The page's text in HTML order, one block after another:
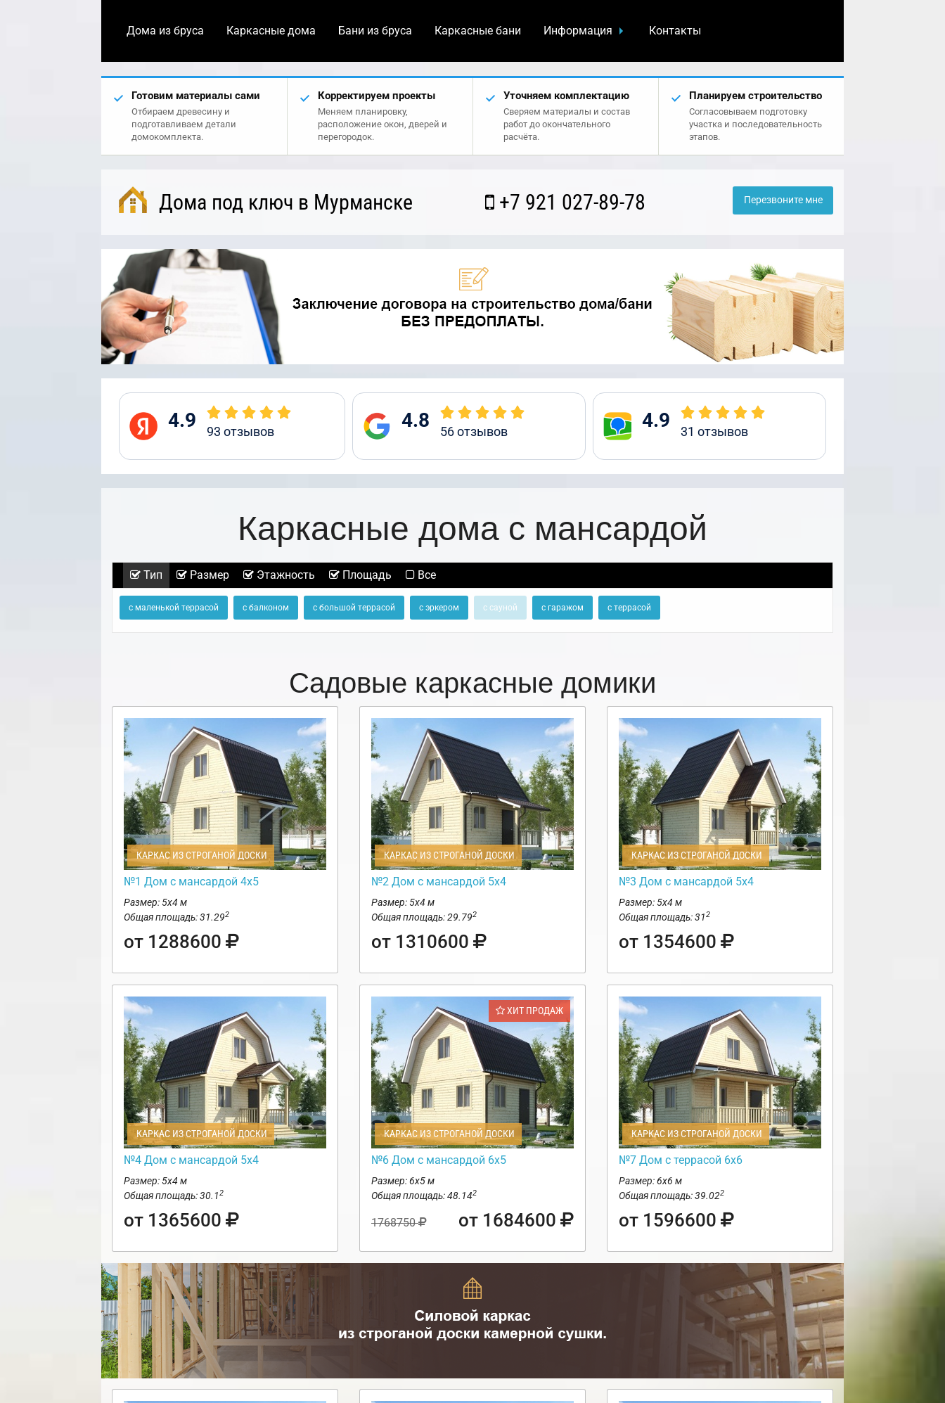
Дома из бруса Каркасные дома Бани из бруса Каркасные бани Информация Контакты
Готовим материалы сами
Отбираем древесину и
подготавливаем детали
домокомплекта.
Корректируем проекты
Меняем планировку,
расположение окон, дверей и
перегородок.
Уточняем комплектацию
Сверяем материалы и состав
работ до окончательного
расчёта.
Планируем строительство
Согласовываем подготовку
участка и последовательность
этапов.
Дома под ключ в Мурманске +7 921 027-89-78 Перезвоните мне
4.9 93 отзывов 4.8 56отзывов 4.9 31 отзывов
Каркасные дома с мансардой
Тип Размер Этажность Площадь Все
с маленькой террасой с балконом с большой террасой с эркером с сауной с гаражом с террасой
Садовые каркасные домики
КАРКАС ИЗ СТРОГАНОЙ ДОСКИ
№1 Дом с мансардой 4х5
Размер: 5х4 м
Общая площадь: 31.292
от 1288600
КАРКАС ИЗ СТРОГАНОЙ ДОСКИ
№2 Дом с мансардой 5х4
Размер: 5х4 м
Общая площадь: 29.792
от 1310600
КАРКАС ИЗ СТРОГАНОЙ ДОСКИ
№3 Дом с мансардой 5х4
Размер: 5х4 м
Общая площадь: 312
от 1354600
КАРКАС ИЗ СТРОГАНОЙ ДОСКИ
№4 Дом с мансардой 5х4
Размер: 5х4 м
Общая площадь: 30.12
от 1365600
ХИТ ПРОДАЖ
КАРКАС ИЗ СТРОГАНОЙ ДОСКИ
№6 Дом с мансардой 6х5
Размер: 6х5 м
Общая площадь: 48.142
1768750 от 1684600
КАРКАС ИЗ СТРОГАНОЙ ДОСКИ
№7 Дом с террасой 6х6
Размер: 6х6 м
Общая площадь: 39.022
от 1596600